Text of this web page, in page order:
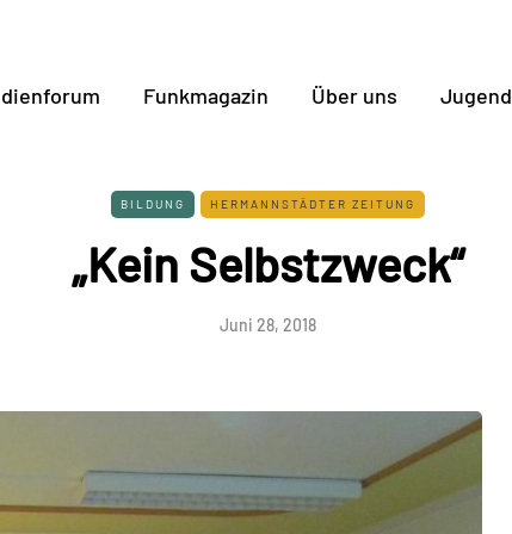
Funkmagazin Über uns Jugend
BILDUNG HERMANNSTÄDTER ZEITUNG
„Kein Selbstzweck“
Juni 28, 2018